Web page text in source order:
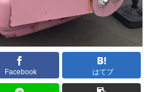
Facebook はてブ